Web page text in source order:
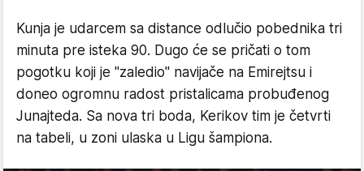
Kunja je udarcem sa distance odlučio pobednika tri
minuta pre isteka 90. Dugo će se pričati o tom
pogotku koji je "zaledio" navijače na Emirejtsu i
doneo ogromnu radost pristalicama probuđenog
Junajteda. Sa nova tri boda, Kerikov tim je četvrti
na tabeli, u zoni ulaska u Ligu šampiona.